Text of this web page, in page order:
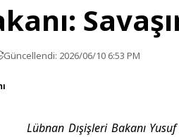
Güncellendi: 2026/06/10 6:53 PM
Lübnan Dışişleri Bakanı